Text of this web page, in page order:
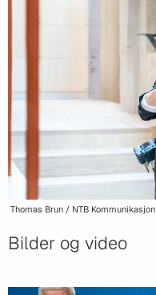
Thomas Brun / NTB Kommunikasjon
Bilder og video